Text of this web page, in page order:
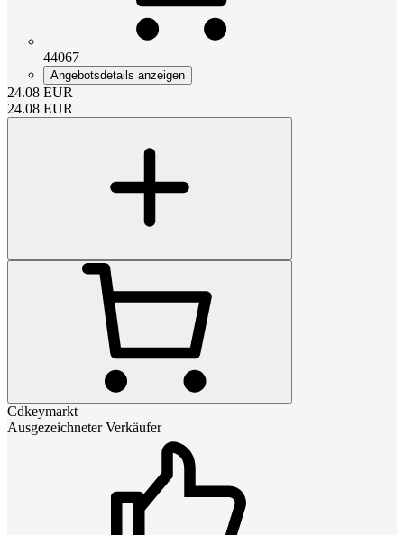
44067
Angebotsdetails anzeigen
24.08 EUR
24.08 EUR
Cdkeymarkt
Ausgezeichneter Verkäufer